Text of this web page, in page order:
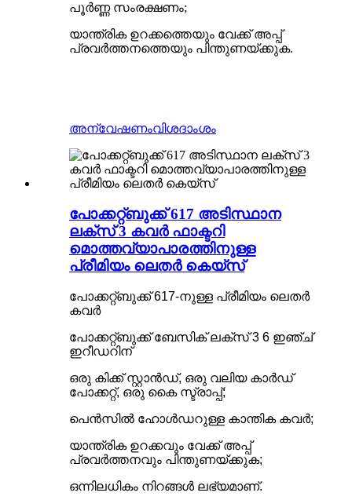
പൂർണ്ണ സംരക്ഷണം;
യാന്ത്രിക ഉറക്കത്തെയും വേക്ക് അപ്പ്
പ്രവർത്തനത്തെയും പിന്തുണയ്ക്കുക.
അന്വേഷണംവിശദാംശം
പോക്കറ്റ്ബുക്ക് 617 അടിസ്ഥാന
ലക്സ് 3 കവർ ഫാക്ടറി
മൊത്തവ്യാപാരത്തിനുള്ള
പ്രീമിയം ലെതർ കെയ്‌സ്
പോക്കറ്റ്ബുക്ക് 617-നുള്ള പ്രീമിയം ലെതർ
കവർ
പോക്കറ്റ്ബുക്ക് ബേസിക് ലക്സ് 3 6 ഇഞ്ച്
ഇറീഡറിന്
ഒരു കിക്ക് സ്റ്റാൻഡ്, ഒരു വലിയ കാർഡ്
പോക്കറ്റ്, ഒരു കൈ സ്ട്രാപ്പ്;
പെൻസിൽ ഹോൾഡറുള്ള കാന്തിക കവർ;
യാന്ത്രിക ഉറക്കവും വേക്ക് അപ്പ്
പ്രവർത്തനവും പിന്തുണയ്ക്കുക;
ഒന്നിലധികം നിറങ്ങൾ ലഭ്യമാണ്.